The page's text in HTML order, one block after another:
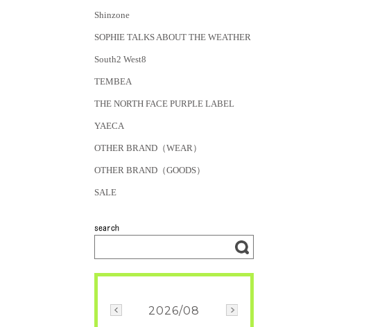
Shinzone
SOPHIE TALKS ABOUT THE WEATHER
South2 West8
TEMBEA
THE NORTH FACE PURPLE LABEL
YAECA
OTHER BRAND（WEAR）
OTHER BRAND（GOODS）
SALE
2026/08